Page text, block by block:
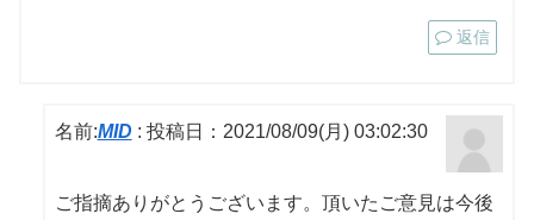
返信
名前:MID : 投稿日：2021/08/09(月) 03:02:30
ご指摘ありがとうございます。頂いたご意見は今後